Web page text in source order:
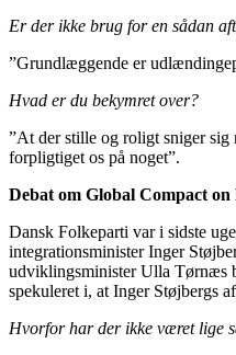
Er der ikke brug for en sådan
”Grundlæggende er
Hvad er du bekymret over?
”At der stille og roligt sniger sig
forpligtiget os på noget”.
Debat om Global Compact
Dansk Folkeparti var i sidste
integrationsminister Inger
udviklingsminister Ulla Tørnæs
spekuleret i, at Inger Støjbergs
Hvorfor har der ikke været lige